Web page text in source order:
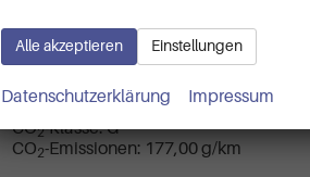
41.690,– €
Verbrauch kombiniert:
7,80 l/100km
CO2-Klasse:G
CO2-Emissionen: 177,00 g/km
Alle akzeptieren Einstellungen
Datenschutzerklärung Impressum